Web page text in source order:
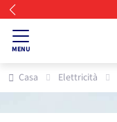
MENU
Casa Elettricità